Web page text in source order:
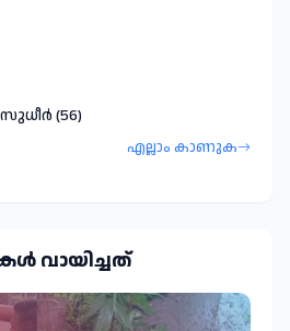
(56)
എല്ലാം കാണുക